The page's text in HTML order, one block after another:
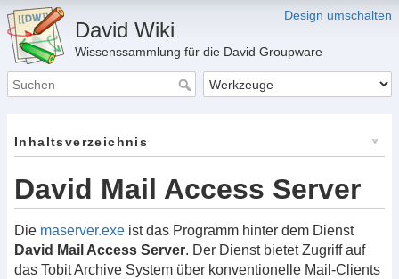
Design umschalten
David Wiki
Wissenssammlung für die David Groupware
Inhaltsverzeichnis
David Mail Access Server
Die maserver.exe ist das Programm hinter dem Dienst
David Mail Access Server. Der Dienst bietet Zugriff auf
das Tobit Archive System über konventionelle Mail-Clients